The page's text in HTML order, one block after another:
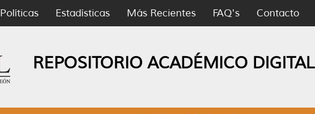
Políticas Estadísticas Más Recientes FAQ's Contacto
REPOSITORIO ACADÉMICO DIGITAL